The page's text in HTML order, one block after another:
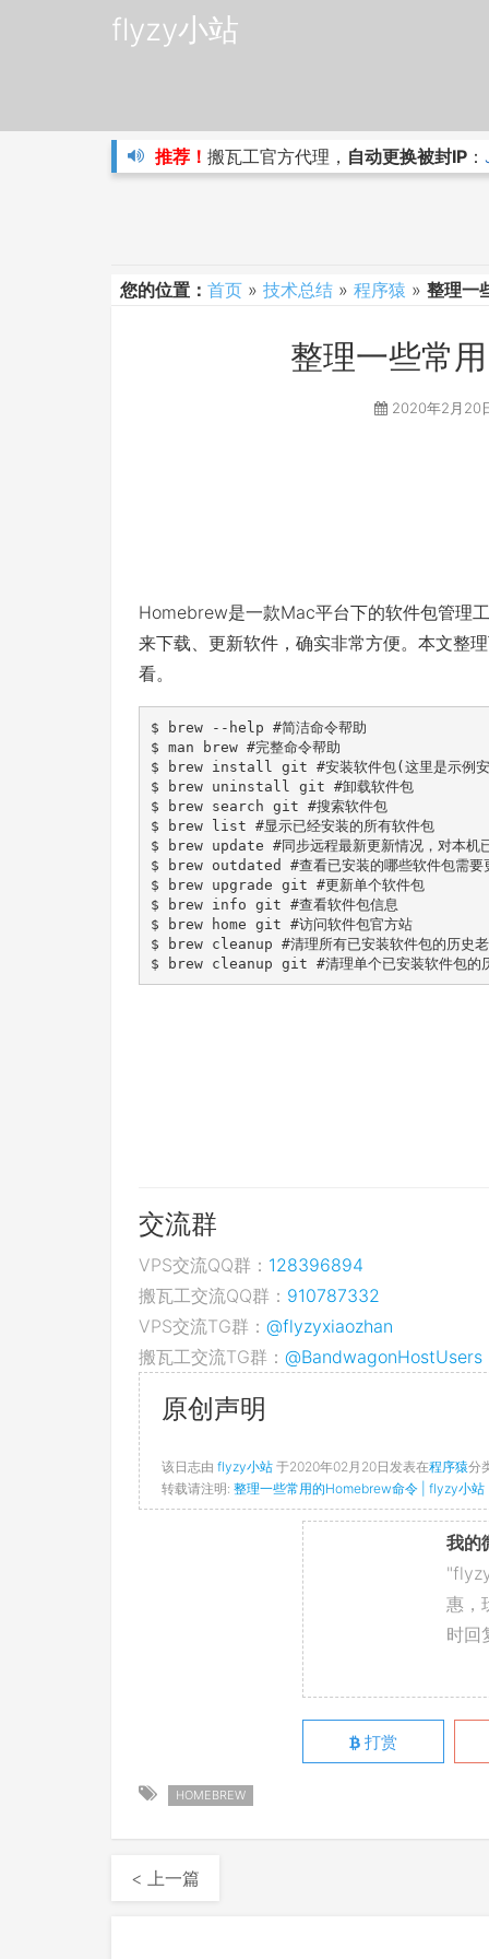
flyzy小站
推荐！ 搬瓦工官方代理， 自动更换被封IP ：
您的位置： 首页 » 技术总结 » 程序猿 » 整理一
整理一些常
2020年2月20
Homebrew是一款Mac平台下的软件包管理
来下载、更新软件，确实非常方便。本文整
看。
$ brew --help #简洁命令帮助
$ man brew #完整命令帮助
$ brew install git #安装软件包(这里是示例安
$ brew uninstall git #卸载软件包
$ brew search git #搜索软件包
$ brew list #显示已经安装的所有软件包
$ brew update #同步远程最新更新情况，对本机
$ brew outdated #查看已安装的哪些软件包需要
$ brew upgrade git #更新单个软件包
$ brew info git #查看软件包信息
$ brew home git #访问软件包官方站
$ brew cleanup #清理所有已安装软件包的历史老
$ brew cleanup git #清理单个已安装软件包的
交流群
VPS交流QQ群： 128396894
搬瓦工交流QQ群： 910787332
VPS交流TG群： @flyzyxiaozhan
搬瓦工交流TG群： @BandwagonHostUsers
原创声明
该日志由 flyzy小站 于2020年02月20日发表在程序猿分
转载请注明: 整理一些常用的Homebrew命令 | flyzy小站
我的
惠，
时回
打赏
HOMEBREW
< 上一篇